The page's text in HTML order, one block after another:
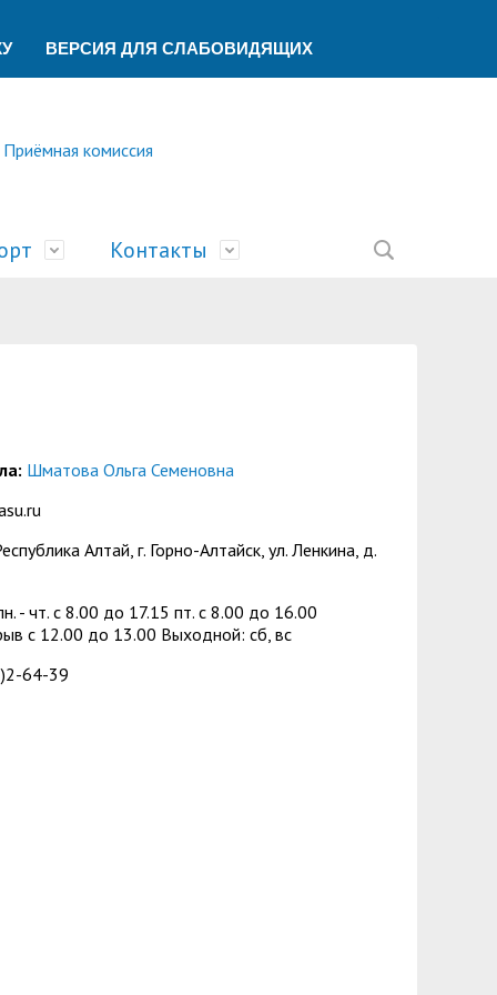
ВЕРСИЯ ДЛЯ СЛАБОВИДЯЩИХ
Приёмная комиссия
и финансового контроля
учебного процесса
образования
грамотности
образования
государственных и муниципальных
центр
и университеты»
Контакты
Шматова Ольга Семеновна
Алтай, г. Горно-Алтайск, ул. Ленкина, д.
- чт. с 8.00 до 17.15 пт. c 8.00 до 16.00
с 12.00 до 13.00 Выходной: сб, вс
64-39